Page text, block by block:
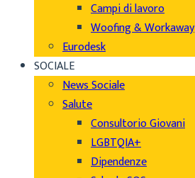
Campi di lavoro
Woofing & Workaway
Eurodesk
SOCIALE
News Sociale
Salute
Consultorio Giovani
LGBTQIA+
Dipendenze